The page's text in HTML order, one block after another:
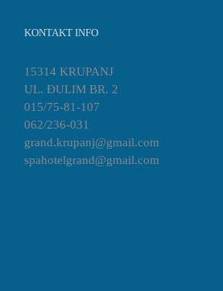
KONTAKT INFO
15314 KRUPANJ
UL. ĐULIM BR. 2
015/75-81-107
062/236-031
grand.krupanj@gmail.com
spahotelgrand@gmail.com